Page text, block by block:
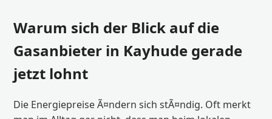
Warum sich der Blick auf die
Gasanbieter in Kayhude gerade
jetzt lohnt
Die Energiepreise Ã¤ndern sich stÃ¤ndig. Oft merkt